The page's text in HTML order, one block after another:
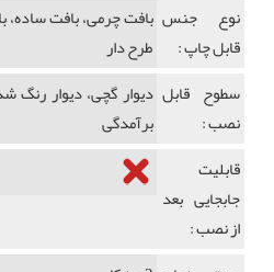
نوع جنس
قابل چاپ :
بافت چرمی، بافت ساده،
طرح دار
سطوح قابل
نصب :
دیوار گچی، دیوار
برآمدگی
قابلیت
جابجایی بعد
از نصب :